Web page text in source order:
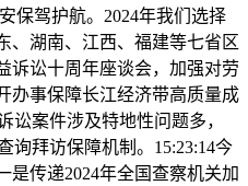
保驾护航。2024年我们选择
、湖南、江西、福建等七省区
诉讼十周年座谈会，加强对劳
办事保障长江经济带高质量成
讼案件涉及特地性问题多，
询拜访保障机制。15:23:14今
是传递2024年全国查察机关加